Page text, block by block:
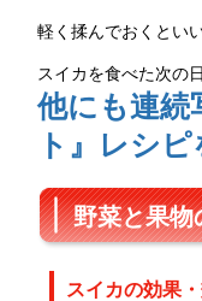
軽く揉んでおくとい
スイカを食べた次の
他にも連続
ト』レシ
野菜と果物
スイカの効果